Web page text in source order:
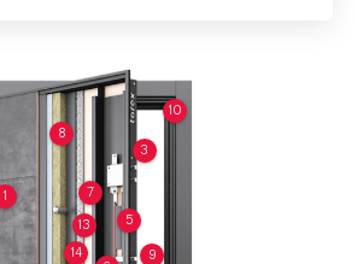
1
3
5
7
8
9
10
13
14